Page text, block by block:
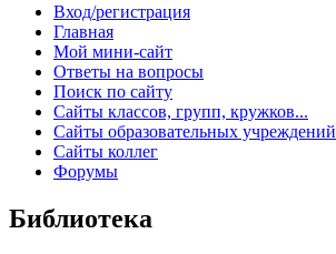
Вход/регистрация
Главная
Мой мини-сайт
Ответы на вопросы
Поиск по сайту
Сайты классов, групп, кружков...
Сайты образовательных учреждений
Сайты коллег
Форумы
Библиотека